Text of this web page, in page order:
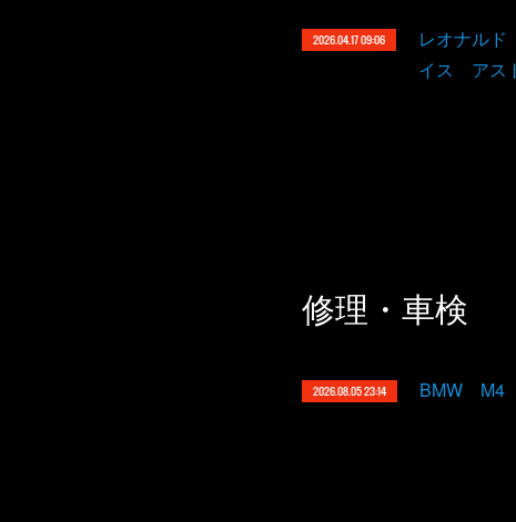
2026.04.17 09:06
レオナル
イス アス
修理・車検
2026.08.05 23:14 BMW M4